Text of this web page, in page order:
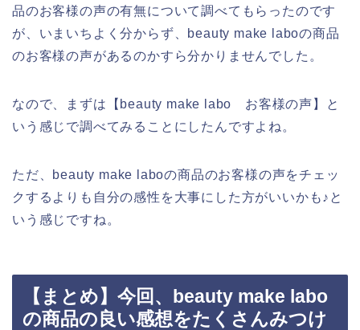
品のお客様の声の有無について調べてもらったのです
が、いまいちよく分からず、beauty make laboの商品
のお客様の声があるのかすら分かりませんでした。
なので、まずは【beauty make labo お客様の声】と
いう感じで調べてみることにしたんですよね。
ただ、beauty make laboの商品のお客様の声をチェッ
クするよりも自分の感性を大事にした方がいいかも♪と
いう感じですね。
【まとめ】今回、beauty make labo
の商品の良い感想をたくさんみつけ